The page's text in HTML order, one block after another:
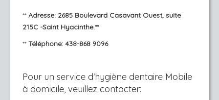
** Adresse: 2685 Boulevard Casavant Ouest, suite
215C -Saint Hyacinthe.**
** Téléphone: 438-868 9096
Pour un service d'hygiène dentaire Mobile
à domicile, veuillez contacter: